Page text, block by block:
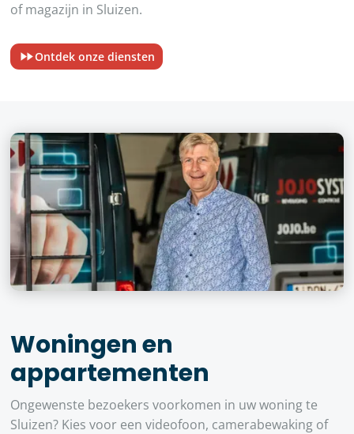
of magazijn in Sluizen.
Ontdek onze diensten
Woningen en
appartementen
Ongewenste bezoekers voorkomen in uw woning te
Sluizen? Kies voor een videofoon, camerabewaking of